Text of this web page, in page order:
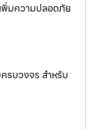
พิ่มความปลอดภัย
รบวงจร สำหรับ